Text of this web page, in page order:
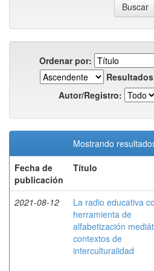
Ordenar por:
Autor/Registro:
Mostrando
Fecha de
publicación
Título
2021-08-12
La radio educativa
herramienta de
alfabetización
contextos de
interculturalidad